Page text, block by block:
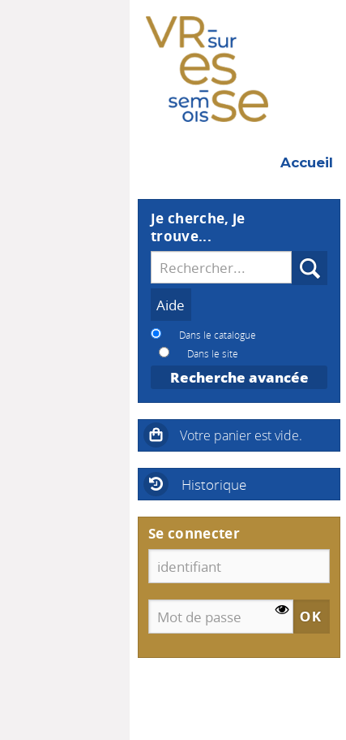
Accueil
Je cherche, je
trouve...
Dans le catalogue
Dans le site
Recherche avancée
Historique
Se connecter